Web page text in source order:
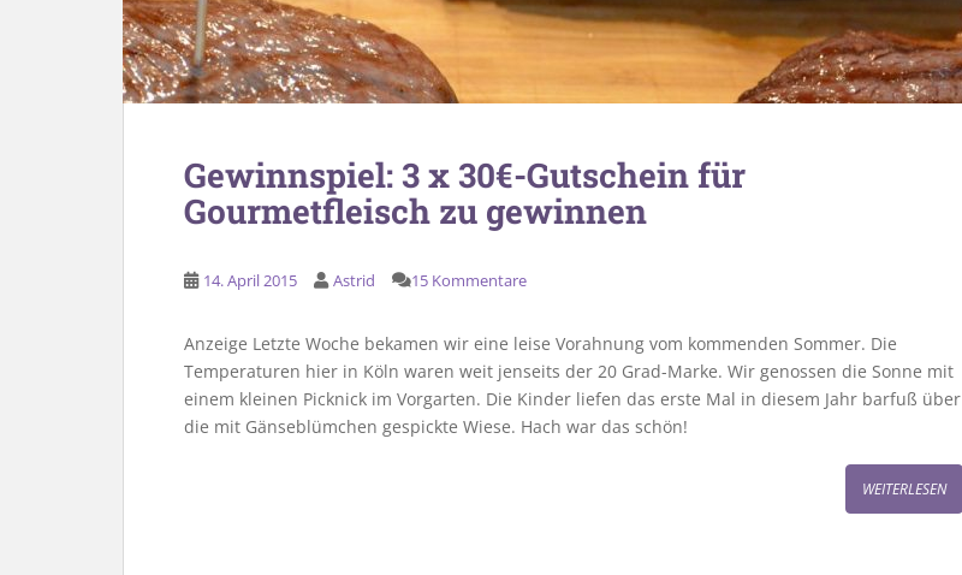
Gewinnspiel: 3 x 30€-Gutschein für
Gourmetfleisch zu gewinnen
14. April 2015 Astrid 15 Kommentare
Anzeige Letzte Woche bekamen wir eine leise Vorahnung vom kommenden Sommer. Die
Temperaturen hier in Köln waren weit jenseits der 20 Grad-Marke. Wir genossen die Sonne mit
einem kleinen Picknick im Vorgarten. Die Kinder liefen das erste Mal in diesem Jahr barfuß über
die mit Gänseblümchen gespickte Wiese. Hach war das schön!
WEITERLESEN